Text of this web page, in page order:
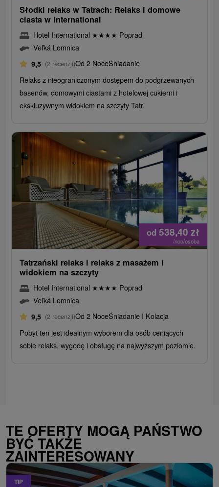
Słodki relaks w Tatrach: Relaks i domowe
ciasta w International
Hotel International ★★★★ Poprad
Veľká Lomnica
9,5 (2 recenzji)Od 2 NoceŚniadanie
Relaks z nieograniczonym dostępem do podgrzewanych
basenów, domowymi ciastami z hotelowej cukierni i
ekskluzywnym widokiem na szczyty Tatr.
od 538,40 zł
/noc/osoba
Tatrzański relaks i relaks z masażem i
widokiem na szczyty
Hotel International ★★★★ Poprad
Veľká Lomnica
9,5 (2 recenzji)Od 2 NoceŚniadanie I Kolacja
Pobyt ten jest idealnym wyborem dla osób ceniących
sobie relaks, wygodę i obsługę na najwyższym poziomie.
TE OFERTY MOGĄ PAŃSTWO
BYĆ TAKŻE
ZAINTERESOWANY
TIP